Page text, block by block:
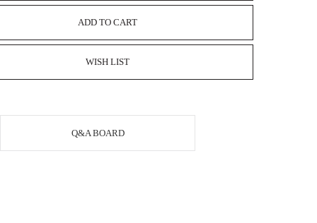
ADD TO CART
WISH LIST
Q&A BOARD